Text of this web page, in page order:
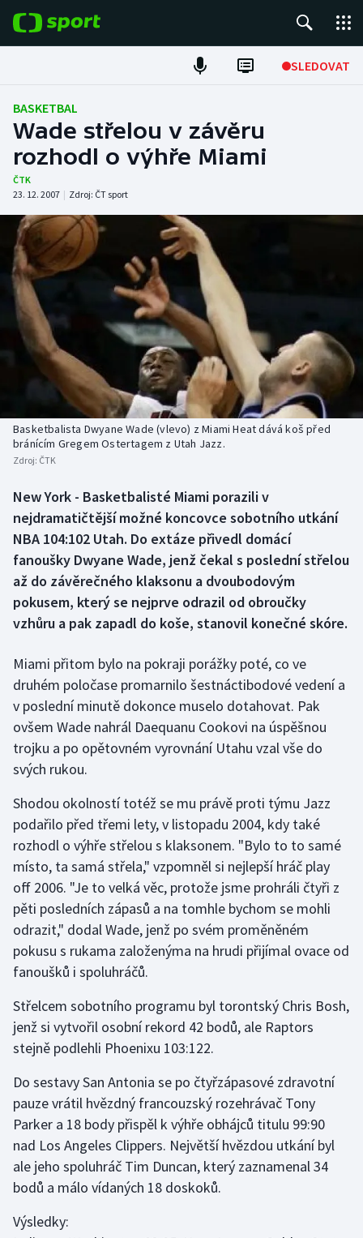
SLEDOVAT
Fotbal
Hokej
Tenis
Atletika
Cyklistika
DALŠÍ SPORTY
Americký fotbal
Baseball a softbal
Basketbal
Biatlon
Boby a skeleton
Box
Curling
Dostihy
Futsal
Golf
Gymnastika
Házená
Jezdectví
Judo
Krasobruslení
Lezení
Lyže a snowboard
Moderní pětiboj
Motorsport
Parasport
Plavání
Plážový volejbal
NEPŘEHLÉDNĚTE
Soutěže
Historické návraty
Aplikace ČT sport
AZ kvíz
BASKETBAL
Wade střelou v závěru
rozhodl o výhře Miami
ČTK
23. 12. 2007 | Zdroj: ČT sport
Basketbalista Dwyane Wade (vlevo) z Miami Heat dává koš před
bránícím Gregem Ostertagem z Utah Jazz.
Zdroj: ČTK
New York - Basketbalisté Miami porazili v
nejdramatičtější možné koncovce sobotního utkání
NBA 104:102 Utah. Do extáze přivedl domácí
fanoušky Dwyane Wade, jenž čekal s poslední střelou
až do závěrečného klaksonu a dvoubodovým
pokusem, který se nejprve odrazil od obroučky
vzhůru a pak zapadl do koše, stanovil konečné skóre.
Miami přitom bylo na pokraji porážky poté, co ve
druhém poločase promarnilo šestnáctibodové vedení a
v poslední minutě dokonce muselo dotahovat. Pak
ovšem Wade nahrál Daequanu Cookovi na úspěšnou
trojku a po opětovném vyrovnání Utahu vzal vše do
svých rukou.
Shodou okolností totéž se mu právě proti týmu Jazz
podařilo před třemi lety, v listopadu 2004, kdy také
rozhodl o výhře střelou s klaksonem. "Bylo to to samé
místo, ta samá střela," vzpomněl si nejlepší hráč play
off 2006. "Je to velká věc, protože jsme prohráli čtyři z
pěti posledních zápasů a na tomhle bychom se mohli
odrazit," dodal Wade, jenž po svém proměněném
pokusu s rukama založenýma na hrudi přijímal ovace od
fanoušků i spoluhráčů.
Střelcem sobotního programu byl torontský Chris Bosh,
jenž si vytvořil osobní rekord 42 bodů, ale Raptors
stejně podlehli Phoenixu 103:122.
Do sestavy San Antonia se po čtyřzápasové zdravotní
pauze vrátil hvězdný francouzský rozehrávač Tony
Parker a 18 body přispěl k výhře obhájců titulu 99:90
nad Los Angeles Clippers. Největší hvězdou utkání byl
ale jeho spoluhráč Tim Duncan, který zaznamenal 34
bodů a málo vídaných 18 doskoků.
Výsledky: